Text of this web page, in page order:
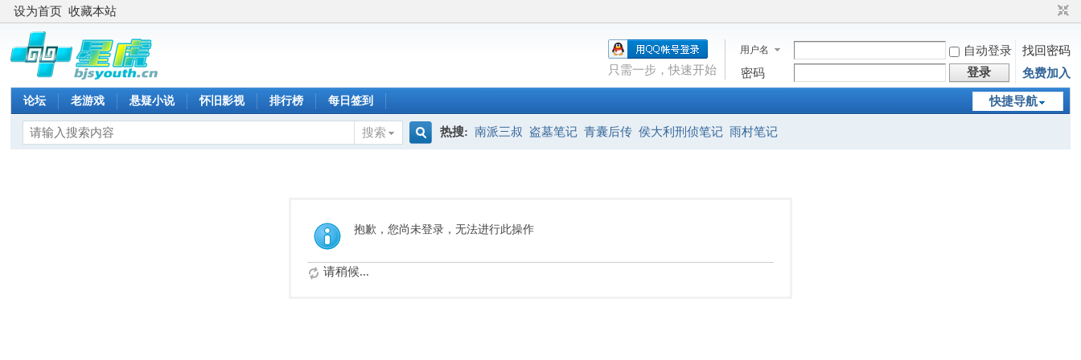
设为首页 收藏本站
用户名 自动登录
找回密码
密码
登录 免费加入
只需一步，快速开始
快捷导航
论坛 老游戏 悬疑小说 怀旧影视 排行榜 每日签到
搜索
索
热搜: 南派三叔 盗墓笔记 青囊后传 侯大利刑侦笔记 雨村笔记
抱歉，您尚未登录，无法进行此操作
请稍候...